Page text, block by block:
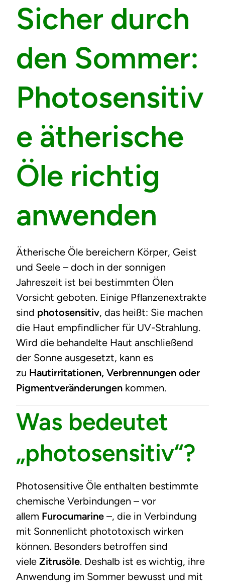
Sicher durch
den Sommer:
Photosensitiv
e ätherische
Öle richtig
anwenden
Ätherische Öle bereichern Körper, Geist
und Seele – doch in der sonnigen
Jahreszeit ist bei bestimmten Ölen
Vorsicht geboten. Einige Pflanzenextrakte
sind photosensitiv, das heißt: Sie machen
die Haut empfindlicher für UV-Strahlung.
Wird die behandelte Haut anschließend
der Sonne ausgesetzt, kann es
zu Hautirritationen, Verbrennungen oder
Pigmentveränderungen kommen.
Was bedeutet
„photosensitiv“?
Photosensitive Öle enthalten bestimmte
chemische Verbindungen – vor
allem Furocumarine –, die in Verbindung
mit Sonnenlicht phototoxisch wirken
können. Besonders betroffen sind
vieleZitrusöle. Deshalb ist es wichtig, ihre
Anwendung im Sommer bewusst und mit